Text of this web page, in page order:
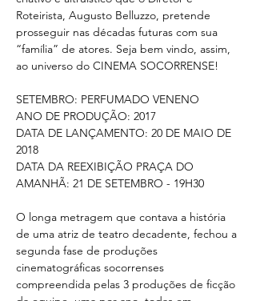
Roteirista, Augusto Belluzzo, pretende
prosseguir nas décadas futuras com sua
“família” de atores. Seja bem vindo, assim,
ao universo do CINEMA SOCORRENSE!
SETEMBRO: PERFUMADO VENENO
ANO DE PRODUÇÃO: 2017
DATA DE LANÇAMENTO: 20 DE MAIO DE
2018
DATA DA REEXIBIÇÃO PRAÇA DO
AMANHÃ: 21 DE SETEMBRO - 19H30
O longa metragem que contava a história
de uma atriz de teatro decadente, fechou a
segunda fase de produções
cinematográficas socorrenses
compreendida pelas 3 produções de ficção